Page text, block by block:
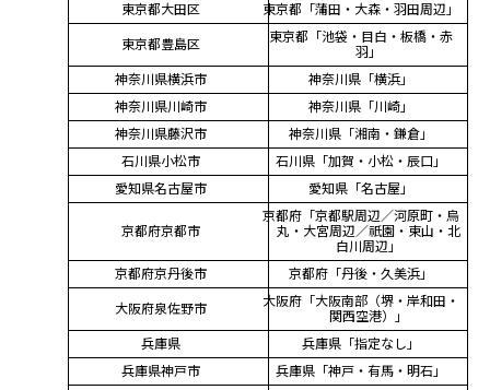
東京都大田区
東京都「蒲田・大森・羽田周辺」
東京都豊島区
東京都「池袋・目白・板橋・赤
羽」
神奈川県横浜市
神奈川県「横浜」
神奈川県川崎市
神奈川県「川崎」
神奈川県藤沢市
神奈川県「湘南・鎌倉」
石川県小松市
石川県「加賀・小松・辰口」
愛知県名古屋市
愛知県「名古屋」
京都府京都市
京都府「京都駅周辺／河原町・烏
丸・大宮周辺／祇園・東山・北
白川周辺」
京都府京丹後市
京都府「丹後・久美浜」
大阪府泉佐野市
大阪府「大阪南部（堺・岸和田・
関西空港）」
兵庫県
兵庫県「指定なし」
兵庫県神戸市
兵庫県「神戸・有馬・明石」